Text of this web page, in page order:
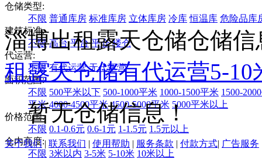
仓储类型:
不限 普通库房 标准库房 立体库房 冷库 恒温库 危险品库
建筑标准:
不限 高台 平台 平仓 楼仓
代运营:
不限 有代运营 无代运营
面积范围:
不限 500平米以下 500-1000平米 1000-1500平米 1500-
平米 4000-4500平米 4500-5000平米 5000平米以上
价格范围:
不限 0.1-0.6元 0.6-1元 1-1.5元 1.5元以上
仓内高度:
不限 3米以内 3-5米 5-10米 10米以上
淄博出租露天仓储仓储信
租露天仓储有代运营5-10
暂无仓储信息！
关于我们| 联系我们 | 使用帮助 | 服务条款 | 付款方式| 广告服务